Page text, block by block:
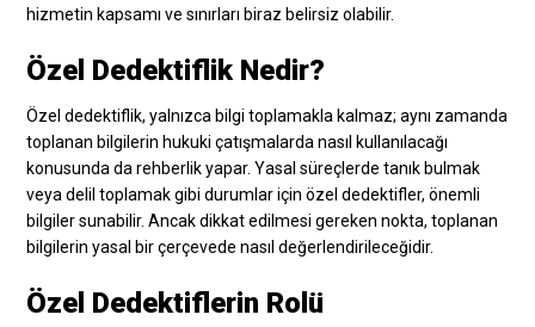
hizmetin kapsamı ve sınırları biraz belirsiz olabilir.
Özel Dedektiflik Nedir?
Özel dedektiflik, yalnızca bilgi toplamakla kalmaz; aynı zamanda
toplanan bilgilerin hukuki çatışmalarda nasıl kullanılacağı
konusunda da rehberlik yapar. Yasal süreçlerde tanık bulmak
veya delil toplamak gibi durumlar için özel dedektifler, önemli
bilgiler sunabilir. Ancak dikkat edilmesi gereken nokta, toplanan
bilgilerin yasal bir çerçevede nasıl değerlendirileceğidir.
Özel Dedektiflerin Rolü